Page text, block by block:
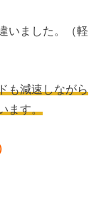
いました。（軽
も減速しながら
ます。